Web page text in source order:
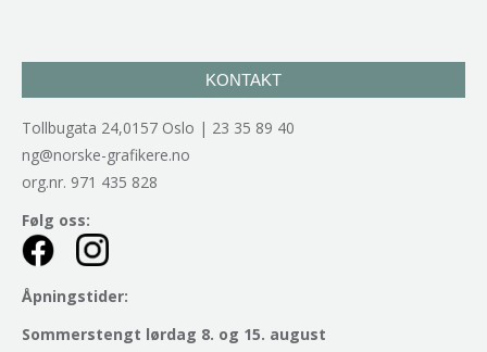
KONTAKT
Tollbugata 24,0157 Oslo | 23 35 89 40
ng@norske-grafikere.no
org.nr. 971 435 828
Følg oss:
Åpningstider:
Sommerstengt lørdag 8. og 15. august